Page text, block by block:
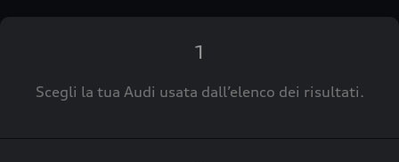
1
Scegli la tua Audi usata dall’elenco dei risultati.